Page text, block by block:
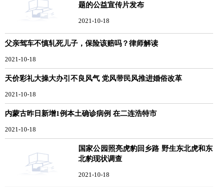
题的公益宣传片发布
2021-10-18
父亲驾车不慎轧死儿子，保险该赔吗？律师解读
2021-10-18
天价彩礼大操大办引不良风气 党风带民风推进婚俗改革
2021-10-18
内蒙古昨日新增1例本土确诊病例 在二连浩特市
2021-10-18
国家公园照亮虎豹回乡路 野生东北虎和东
北豹现状调查
2021-10-18